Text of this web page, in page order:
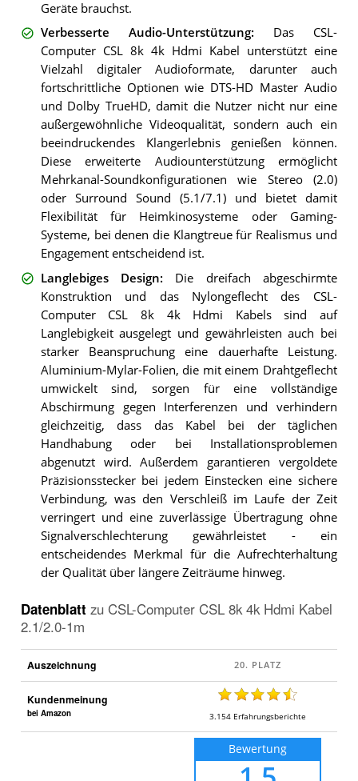
Geräte brauchst.
Verbesserte Audio-Unterstützung: Das CSL-
Computer CSL 8k 4k Hdmi Kabel unterstützt eine
Vielzahl digitaler Audioformate, darunter auch
fortschrittliche Optionen wie DTS-HD Master Audio
und Dolby TrueHD, damit die Nutzer nicht nur eine
außergewöhnliche Videoqualität, sondern auch ein
beeindruckendes Klangerlebnis genießen können.
Diese erweiterte Audiounterstützung ermöglicht
Mehrkanal-Soundkonfigurationen wie Stereo (2.0)
oder Surround Sound (5.1/7.1) und bietet damit
Flexibilität für Heimkinosysteme oder Gaming-
Systeme, bei denen die Klangtreue für Realismus und
Engagement entscheidend ist.
Langlebiges Design: Die dreifach abgeschirmte
Konstruktion und das Nylongeflecht des CSL-
Computer CSL 8k 4k Hdmi Kabels sind auf
Langlebigkeit ausgelegt und gewährleisten auch bei
starker Beanspruchung eine dauerhafte Leistung.
Aluminium-Mylar-Folien, die mit einem Drahtgeflecht
umwickelt sind, sorgen für eine vollständige
Abschirmung gegen Interferenzen und verhindern
gleichzeitig, dass das Kabel bei der täglichen
Handhabung oder bei Installationsproblemen
abgenutzt wird. Außerdem garantieren vergoldete
Präzisionsstecker bei jedem Einstecken eine sichere
Verbindung, was den Verschleiß im Laufe der Zeit
verringert und eine zuverlässige Übertragung ohne
Signalverschlechterung gewährleistet - ein
entscheidendes Merkmal für die Aufrechterhaltung
der Qualität über längere Zeiträume hinweg.
Datenblatt zu CSL-Computer CSL 8k 4k Hdmi Kabel
2.1/2.0-1m
Auszeichnung
Kundenmeinung
bei Amazon 3.154 Erfahrungsberichte
Bewertung